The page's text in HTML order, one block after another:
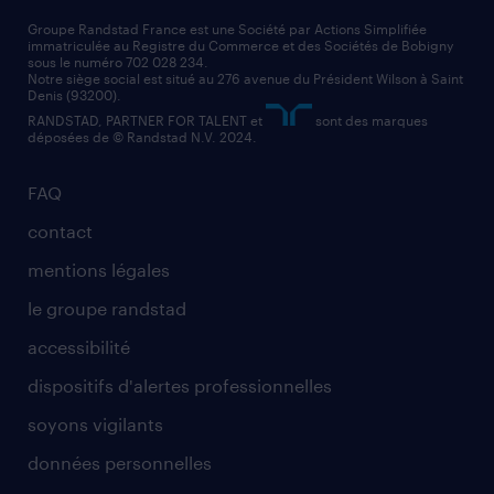
assistant administratif
comptable
nos cabinets de recrutement
FAQ
contact
mentions légales
le groupe randstad
accessibilité
dispositifs d'alertes professionnelles
soyons vigilants
données personnelles
Groupe Randstad France est une Société par Actions Simplifiée
immatriculée au Registre du Commerce et des Sociétés de Bobigny
sous le numéro 702 028 234.
Notre siège social est situé au 276 avenue du Président Wilson à Saint
Denis (93200).
RANDSTAD, PARTNER FOR TALENT et
sont des marques
déposées de © Randstad N.V. 2024.